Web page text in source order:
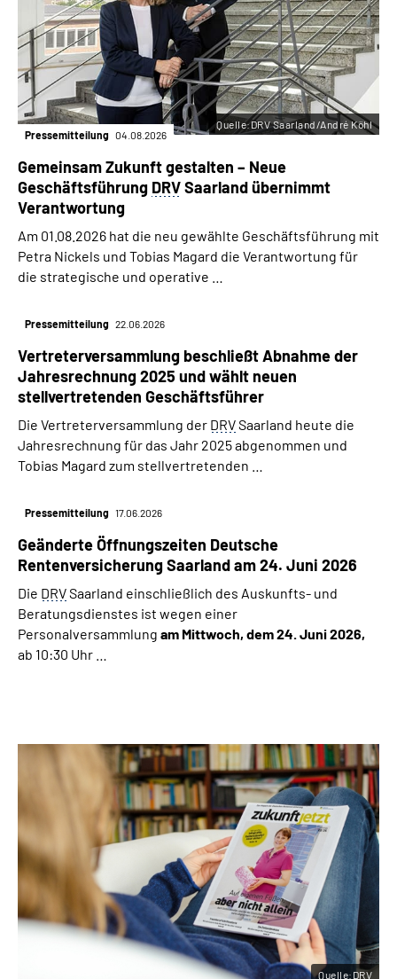
Pressemitteilung 04.08.2026
Gemeinsam Zukunft gestalten – Neue
Geschäftsführung DRVSaarland übernimmt
Verantwortung
Am 01.08.2026 hat die neu gewählte Geschäftsführung mit
Petra Nickels und Tobias Magard die Verantwortung für
die strategische und operative …
Quelle:DRV Saarland/André Köhl
Pressemitteilung 22.06.2026
Vertreterversammlung beschließt Abnahme der
Jahresrechnung 2025 und wählt neuen
stellvertretenden Geschäftsführer
Die Vertreterversammlung der DRVSaarland heute die
Jahresrechnung für das Jahr 2025 abgenommen und
Tobias Magard zum stellvertretenden …
Pressemitteilung 17.06.2026
Geänderte Öffnungszeiten Deutsche
Rentenversicherung Saarland am 24. Juni 2026
Die DRVSaarland einschließlich des Auskunfts- und
Beratungsdienstes ist wegen einer
Personalversammlung am Mittwoch, dem 24. Juni 2026,
ab 10:30 Uhr …
Quelle:DRV